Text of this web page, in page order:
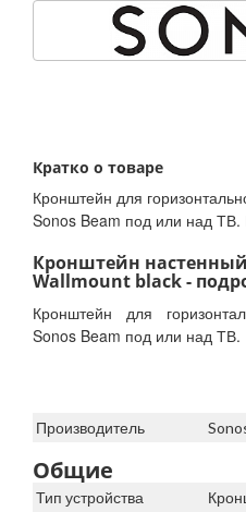
Кратко о товаре
Кронштейн для
Sonos Beam под или над ТВ.
Кронштейн настенный
Wallmount black -
Кронштейн для
Sonos Beam под или над ТВ.
Производитель
Общие
Тип устройства